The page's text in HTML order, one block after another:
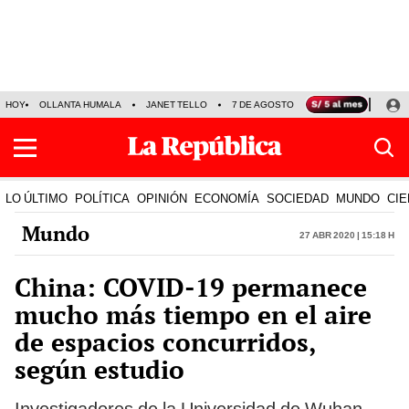
HOY OLLANTA HUMALA JANET TELLO 7 DE AGOSTO TINKA RESULTADOS
LO ÚLTIMO POLÍTICA OPINIÓN ECONOMÍA SOCIEDAD MUNDO
Mundo 27 Abr 2020 | 15:18 h
China: COVID-19 permanece
mucho más tiempo en el aire
de espacios concurridos,
según estudio